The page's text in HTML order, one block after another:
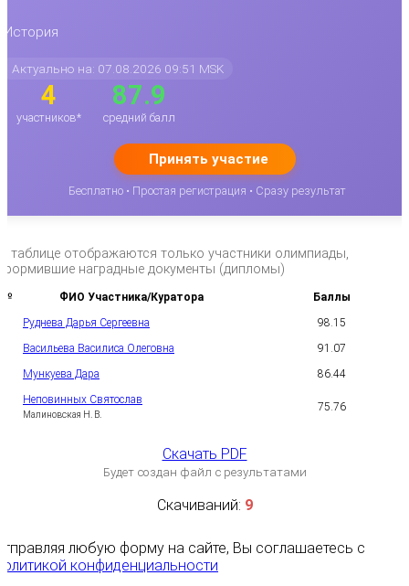
История
Актуально на: 07.08.2026 09:51 MSK
4
участников*
87.9
средний балл
Принять участие
Бесплатно • Простая регистрация • Сразу результат
таблице отображаются только участники олимпиады,
наградные документы (дипломы)
№ ФИО Участника/Куратора Баллы
Руднева Дарья Сергеевна 98.15
Васильева Василиса Олеговна 91.07
Мункуева Дара 86.44
Неповинных Святослав
Малиновская Н. В.
75.76
Скачать PDF
Будет создан файл с результатами
Скачиваний: 9
любую форму на сайте, Вы соглашаетесь с
конфиденциальности